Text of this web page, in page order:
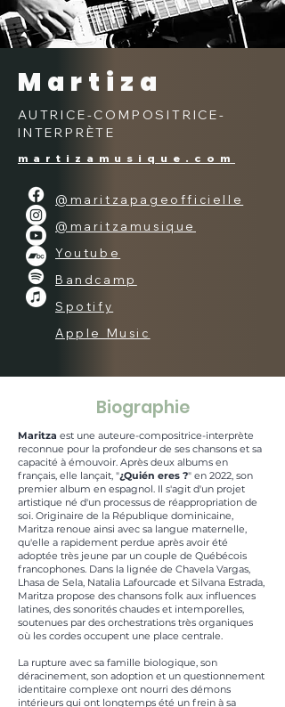
Martiza
AUTRICE-COMPOSITRICE-
INTERPRÈTE
martizamusique.com
@maritzapageofficielle
@maritzamusique
Youtube
Bandcamp
Spotify
Apple Music
Biographie
Maritza est une auteure-compositrice-interprète
reconnue pour la profondeur de ses chansons et sa
capacité à émouvoir. Après deux albums en
français, elle lançait, "¿Quién eres ?" en 2022, son
premier album en espagnol. Il s'agit d'un projet
artistique né d'un processus de réappropriation de
soi. Originaire de la République dominicaine,
Maritza renoue ainsi avec sa langue maternelle,
qu'elle a rapidement perdue après avoir été
adoptée très jeune par un couple de Québécois
francophones. Dans la lignée de Chavela Vargas,
Lhasa de Sela, Natalia Lafourcade et Silvana Estrada,
Maritza propose des chansons folk aux influences
latines, des sonorités chaudes et intemporelles,
soutenues par des orchestrations très organiques
où les cordes occupent une place centrale.
La rupture avec sa famille biologique, son
déracinement, son adoption et un questionnement
identitaire complexe ont nourri des démons
intérieurs qui ont longtemps été un frein à sa